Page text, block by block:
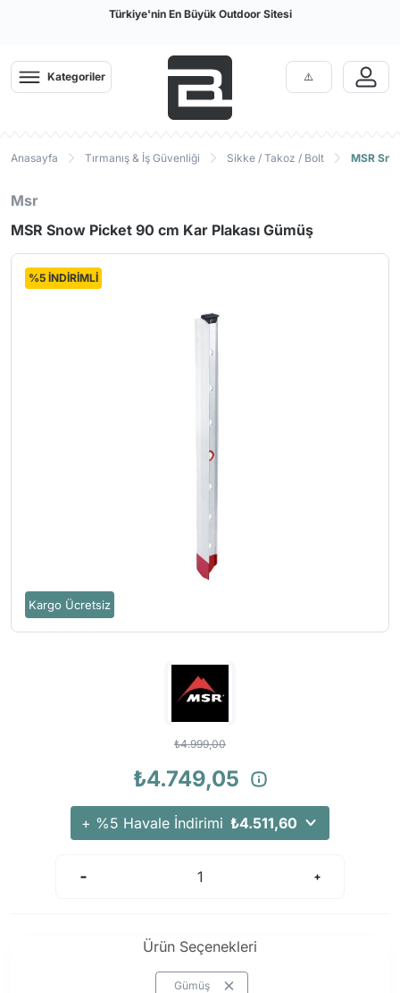
Türkiye'nin En Büyük Outdoor Sitesi
Kategoriler
Anasayfa Tırmanış & İş Güvenliği Sikke / Takoz / Bolt MSR
Msr
MSR Snow Picket 90 cm Kar Plakası Gümüş
Kargo Ücretsiz
%5 İNDİRİMLİ
₺4.999,00
₺4.749,05
+ %5 Havale İndirimi ₺4.511,60
Ürün Seçenekleri
Gümüş